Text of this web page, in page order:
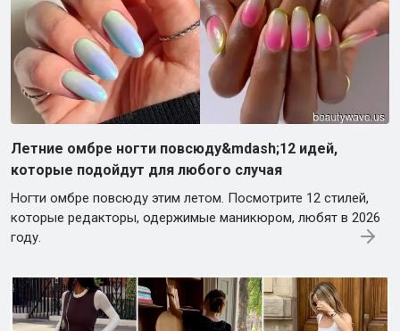
Летние омбре ногти повсюду&mdash;12 идей,
которые подойдут для любого случая
Ногти омбре повсюду этим летом. Посмотрите 12 стилей,
которые редакторы, одержимые маникюром, любят в 2026
году.